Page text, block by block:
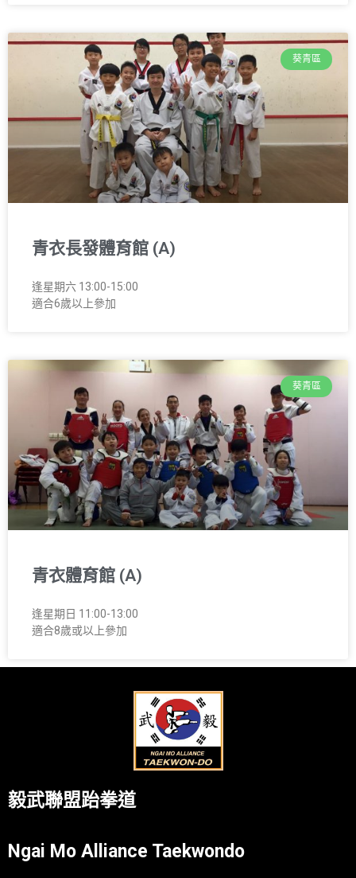
葵青區
青衣長發體育館 (A)
逢星期六 13:00-15:00
適合6歲以上參加
葵青區
青衣體育館 (A)
逢星期日 11:00-13:00
適合8歲或以上參加
毅武聯盟跆拳道
Ngai Mo Alliance Taekwondo